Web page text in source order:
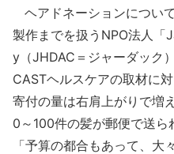
ヘアドネーションについ
製作までを扱うNPO法人
y（JHDAC＝ジャーダック
CASTヘルスケアの取材に
寄付の量は右肩上がりで増
0～100件の髪が郵便で送ら
「予算の都合もあって、大